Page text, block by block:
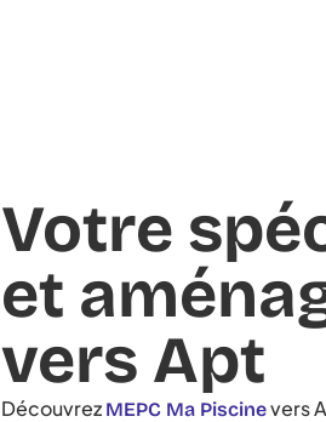
Votre
et
vers Apt
Découvrez MEPC Ma Piscinevers